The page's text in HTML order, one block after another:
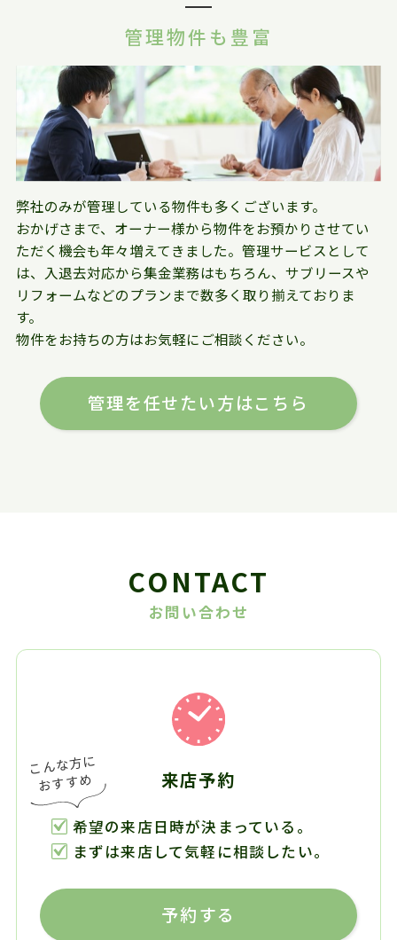
管理物件も豊富
弊社のみが管理している物件も多くございます。
おかげさまで、オーナー様から物件をお預かりさせてい
ただく機会も年々増えてきました。管理サービスとして
は、入退去対応から集金業務はもちろん、サブリースや
リフォームなどのプランまで数多く取り揃えておりま
す。
物件をお持ちの方はお気軽にご相談ください。
管理を任せたい方はこちら
CONTACT
お問い合わせ
来店予約
希望の来店日時が決まっている。
まずは来店して気軽に相談したい。
予約する